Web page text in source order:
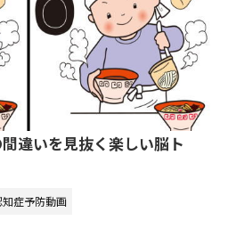
違いを見抜く楽しい脳ト
知症予防動画